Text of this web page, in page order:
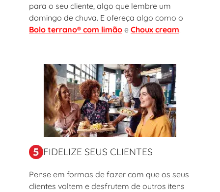
para o seu cliente, algo que lembre um
domingo de chuva. E ofereça algo como o
Bolo terrano® com limão e Choux cream.
FIDELIZE SEUS CLIENTES
Pense em formas de fazer com que os seus
clientes voltem e desfrutem de outros itens